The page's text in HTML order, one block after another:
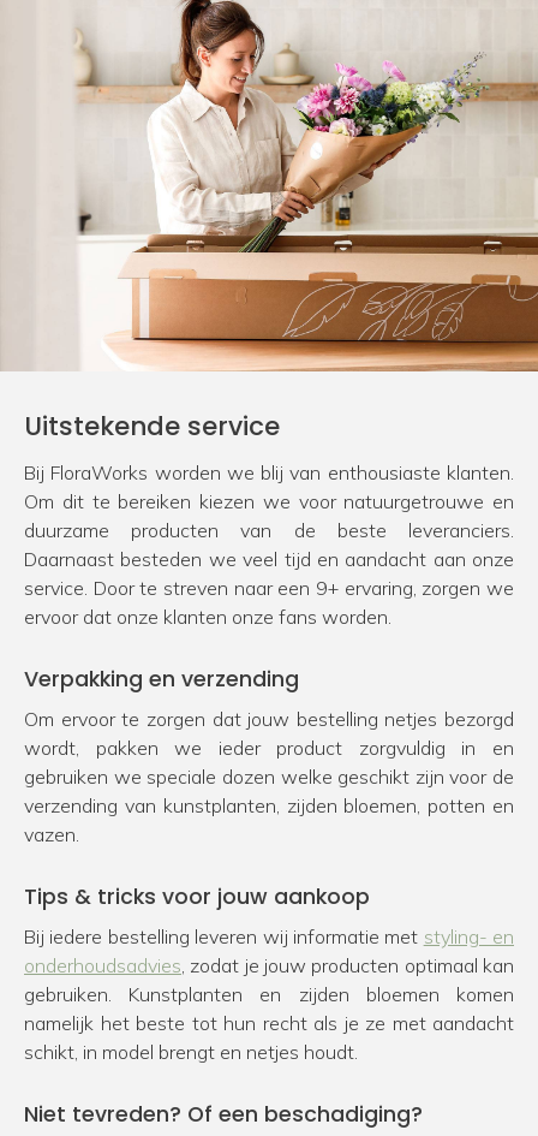
Uitstekende service
Bij FloraWorks worden we blij van enthousiaste klanten.
Om dit te bereiken kiezen we voor natuurgetrouwe en
duurzame producten van de beste leveranciers.
Daarnaast besteden we veel tijd en aandacht aan onze
service. Door te streven naar een 9+ ervaring, zorgen we
ervoor dat onze klanten onze fans worden.
Verpakking en verzending
Om ervoor te zorgen dat jouw bestelling netjes bezorgd
wordt, pakken we ieder product zorgvuldig in en
gebruiken we speciale dozen welke geschikt zijn voor de
verzending van kunstplanten, zijden bloemen, potten en
vazen.
Tips & tricks voor jouw aankoop
Bij iedere bestelling leveren wij informatie met styling- en
onderhoudsadvies , zodat je jouw producten optimaal kan
gebruiken. Kunstplanten en zijden bloemen komen
namelijk het beste tot hun recht als je ze met aandacht
schikt, in model brengt en netjes houdt.
Niet tevreden? Of een beschadiging?